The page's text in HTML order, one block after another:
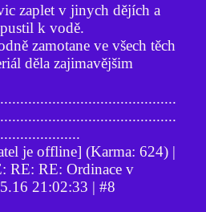
zaplet v jinych dějích a
k vodě.
zamotane ve všech těch
děla zajimavějšim
je offline] (Karma: 624) |
RE: RE: Ordinace v
21:02:33 | #8